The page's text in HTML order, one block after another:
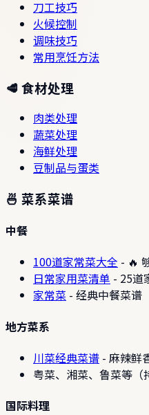
刀工技巧
火候控制
调味技巧
常用烹饪方法
🥩 食材处理
肉类处理
蔬菜处理
海鲜处理
豆制品与蛋类
🍜 菜系菜谱
中餐
100道家常菜大全 - 🔥
日常家用菜清单 - 25道
家常菜 - 经典中餐菜谱
地方菜系
川菜经典菜谱 - 麻辣鲜
粤菜、湘菜、鲁菜等（
国际料理